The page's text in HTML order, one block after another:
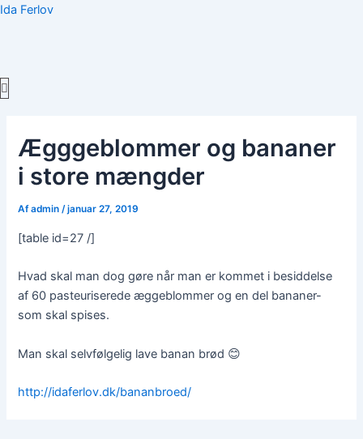
Gå
Ida Ferlov
Ægggeblommer og bananer
i store mængder
Afadmin/januar 27, 2019
[table id=27 /]
Hvad skal man dog gøre når man er kommet i besiddelse
af 60 pasteuriserede æggeblommer og en del bananer-
som skal spises.
Man skal selvfølgelig lave banan brød 😊
http://idaferlov.dk/bananbroed/